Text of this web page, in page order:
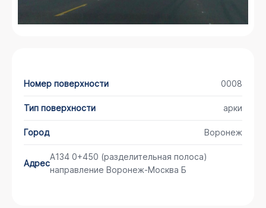
Номер поверхности 0008
Тип поверхности арки
Город Воронеж
Адрес
А134 0+450 (разделительная полоса)
направление Воронеж-Москва Б